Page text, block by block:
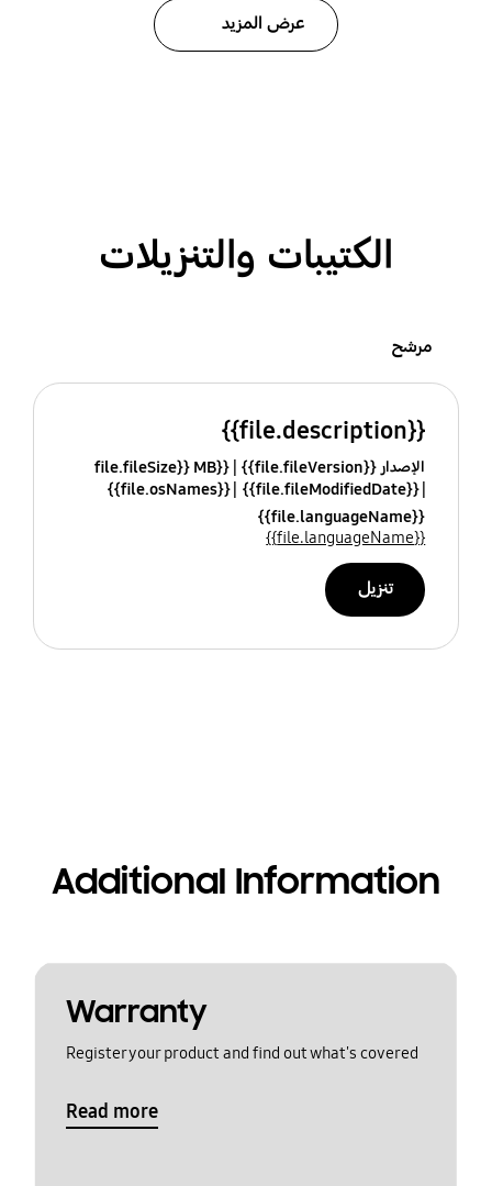
عرض المزيد
الكتيبات والتنزيلات
مرشح
{{file.description}}
الإصدار {{file.fileVersion}}
{{file.fileSize}} MB
{{file.fileModifiedDate}}
{{file.osNames}}
{{file.languageName}}
{{file.languageName}}
تنزيل
Additional Information
Warranty
Register your product and find out what's covered
Read more